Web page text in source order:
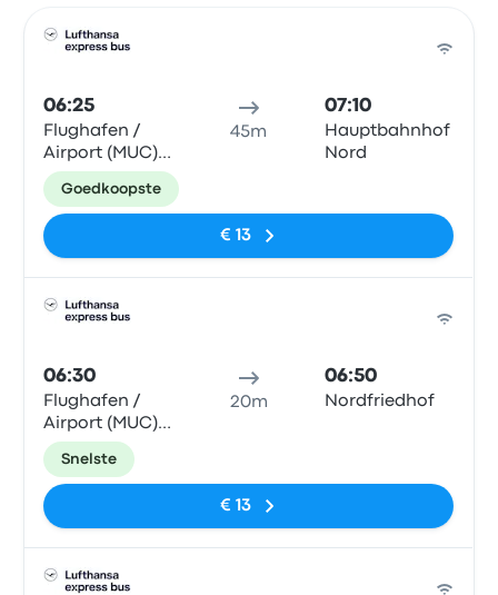
06:25
Flughafen /
Airport (MUC)
T2
45m
07:10
Hauptbahnhof
Nord
Goedkoopste
€ 13
06:30
Flughafen /
Airport (MUC)
Zentrum
20m
06:50
Nordfriedhof
Snelste
€ 13